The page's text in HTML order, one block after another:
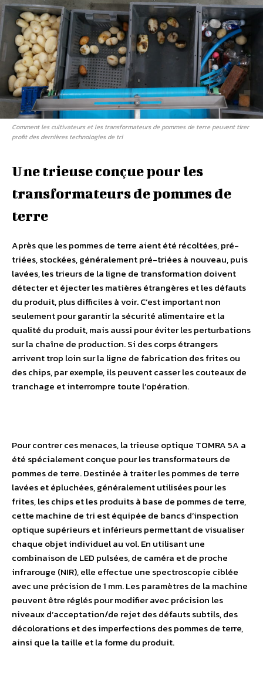
Comment les cultivateurs et les transformateurs de pommes de terre peuvent tirer
profit des dernières technologies de tri
Une trieuse conçue pour les
transformateurs de pommes de
terre
Après que les pommes de terre aient été récoltées, pré-
triées, stockées, généralement pré-triées à nouveau, puis
lavées, les trieurs de la ligne de transformation doivent
détecter et éjecter les matières étrangères et les défauts
du produit, plus difficiles à voir. C’est important non
seulement pour garantir la sécurité alimentaire et la
qualité du produit, mais aussi pour éviter les perturbations
sur la chaîne de production. Si des corps étrangers
arrivent trop loin sur la ligne de fabrication des frites ou
des chips, par exemple, ils peuvent casser les couteaux de
tranchage et interrompre toute l’opération.
Pour contrer ces menaces, la trieuse optique TOMRA 5A a
été spécialement conçue pour les transformateurs de
pommes de terre. Destinée à traiter les pommes de terre
lavées et épluchées, généralement utilisées pour les
frites, les chips et les produits à base de pommes de terre,
cette machine de tri est équipée de bancs d’inspection
optique supérieurs et inférieurs permettant de visualiser
chaque objet individuel au vol. En utilisant une
combinaison de LED pulsées, de caméra et de proche
infrarouge (NIR), elle effectue une spectroscopie ciblée
avec une précision de 1 mm. Les paramètres de la machine
peuvent être réglés pour modifier avec précision les
niveaux d’acceptation/de rejet des défauts subtils, des
décolorations et des imperfections des pommes de terre,
ainsi que la taille et la forme du produit.